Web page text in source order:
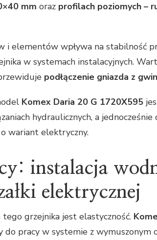
mm oraz profilach poziomych –
i elementów wpływa na stabilność
w systemach instalacyjnych.
podłączenie gniazda z
Komex Daria 20 G 1720X595
hydraulicznych, a
wariant elektryczny.
instalacja
elektrycznej
tego grzejnika jest elastyczność.
do pracy w systemie z wymuszonym